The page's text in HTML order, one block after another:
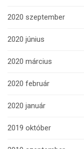
2020 szeptember
2020 június
2020 március
2020 február
2020 január
2019 október